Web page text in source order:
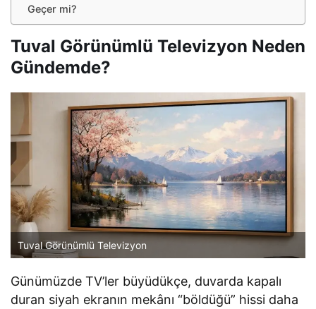
Geçer mi?
Tuval Görünümlü Televizyon Neden
Gündemde?
Tuval Görünümlü Televizyon
Günümüzde TV’ler büyüdükçe, duvarda kapalı
duran siyah ekranın mekânı “böldüğü” hissi daha